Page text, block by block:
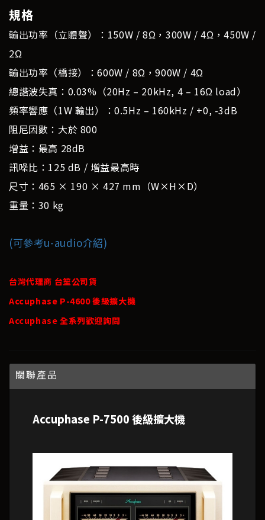
規格
輸出功率（立體聲）：150W / 8Ω，300W / 4Ω，450W /
2Ω
輸出功率（橋接）：600W / 8Ω，900W / 4Ω
總諧波失真：0.03%（20Hz – 20kHz, 4 – 16Ω load）
頻率響應（1W 輸出）：0.5Hz – 160kHz / +0, -3dB
阻尼因數：大於 800
增益：最高 28dB
訊噪比：125 dB / 增益最高時
尺寸：465 × 190 × 427 mm（W×H×D）
重量：30 kg
(可參考u-audio介紹)
台灣代理商 台笙公司貨
Accuphase P-4600 後級擴大機
Accuphase 全系列歡迎詢問
關聯產品
Accuphase P-7500 後級擴大機